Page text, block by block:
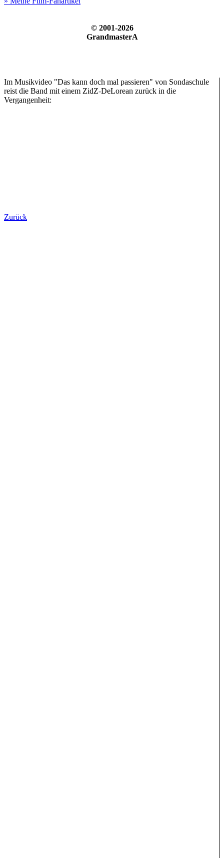
© 2001-2026
GrandmasterA
Im Musikvideo "Das kann doch mal passieren" von Sondaschule
reist die Band mit einem ZidZ-DeLorean zurück in die
Vergangenheit:
Zurück